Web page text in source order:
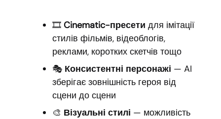
🎞 Cinematic-пресети для імітації
стилів фільмів, відеоблогів,
реклами, коротких скетчів тощо
🎭 Консистентні персонажі — AI
зберігає зовнішність героя від
сцени до сцени
🎨 Візуальні стилі — можливість